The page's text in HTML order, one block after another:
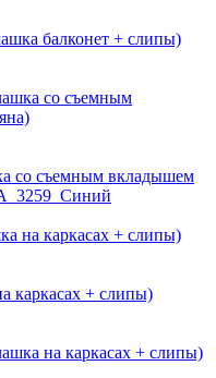
балконет + слипы)
со съемным вкладышем
каркасах + слипы)